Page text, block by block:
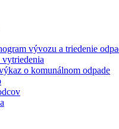
vývozu a triedenie
o komunálnom odpade